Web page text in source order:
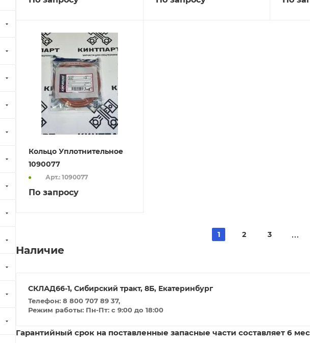
Кольцо Уплотнительное
1090077
Арт.: 1090077
По запросу
1 2 3
Наличие
СКЛАД66-1, Сибирский тракт, 8Б, Екатеринбург
Телефон: 8 800 707 89 37,
Режим работы: Пн-Пт: с 9:00 до 18:00
Гарантийный срок на поставленные запасные части составляет 6